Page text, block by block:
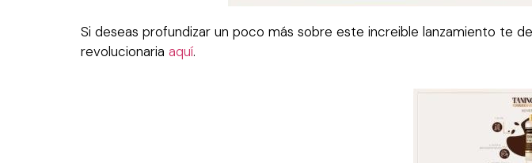
Si deseas profundizar un poco más sobre este increible lanzamiento te
revolucionaria aquí.